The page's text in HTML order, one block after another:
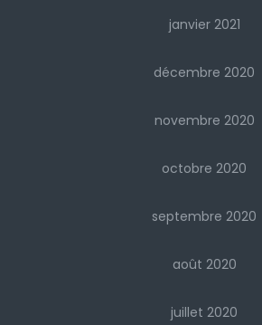
janvier 2021
décembre 2020
novembre 2020
octobre 2020
septembre 2020
août 2020
juillet 2020